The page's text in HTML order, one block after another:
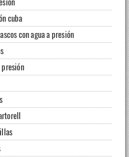
cuba
con agua a presión